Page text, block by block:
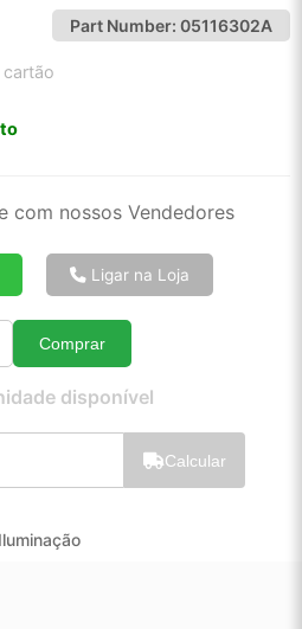
Part Number: 05116302A
cartão
com nossos Vendedores
Ligar na Loja
Quantidade
Comprar
disponível
Calcular
Iluminação